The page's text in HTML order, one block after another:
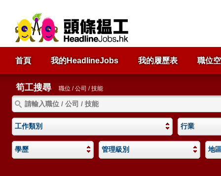
首頁 我的HeadlineJobs 我的履歷表 職位
筍工搜尋 職位 / 公司 / 技能
工作類別 行業
學歷 管理級別 地